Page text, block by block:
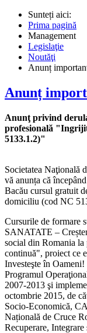
Sunteți aici:
Prima pagină
Management
Legislaţie
Noutăţi
Anunț
Anunț
Anunţ privind
profesională
5133.1.2)"
Societatea Naţională
vă anunța că
Bacău cursul gratuit
domiciliu (cod NC
Cursurile de formare
SANATATE –
social din Romania la
continuă", proiect ce
Investeşte în Oameni!
Programul
2007-2013 şi
octombrie 2015, de
Socio-Economică,
Națională de Cruce
Recuperare,